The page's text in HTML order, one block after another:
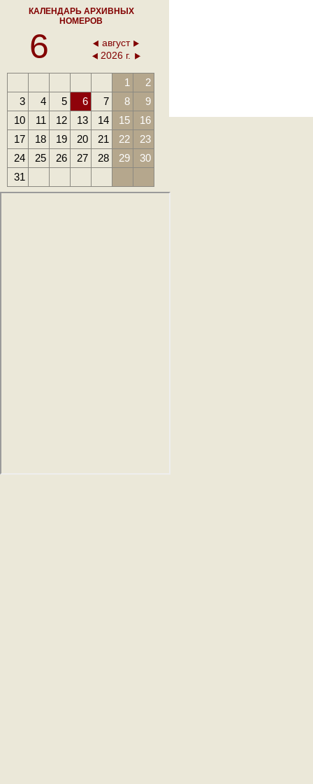
КАЛЕНДАРЬ АРХИВНЫХ
НОМЕРОВ
6
август
2026 г.
1
2
3
4 5 6 7 8
9
10
11 12 13 14 15
16
17
18 19 20 21 22
23
24
25 26 27 28 29
30
31